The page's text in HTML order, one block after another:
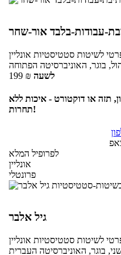
עבודות-בלבד אור-שחר
לשיטות סטטיסטיות אונליין
בוגר, האוניברסיטה הפתוחה
199 ₪ לשעה
תזה או דוקטורט - איכות ללא
תחרות!
לפרופיל המלא
אונליין
פרונטלי
גיל אלבר
לשיטות סטטיסטיות אונליין
בוגר, האוניברסיטה העברית